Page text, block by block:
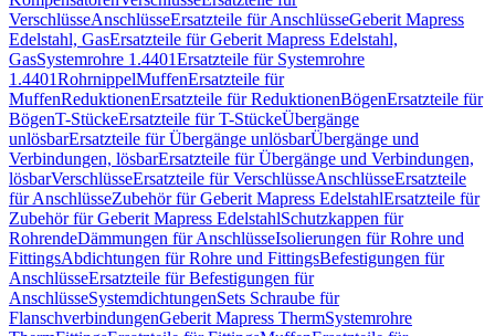
VerschlüsseAnschlüsseErsatzteile für AnschlüsseGeberit Mapress
Edelstahl, GasErsatzteile für Geberit Mapress Edelstahl,
GasSystemrohre 1.4401Ersatzteile für Systemrohre
1.4401RohrnippelMuffenErsatzteile für
MuffenReduktionenErsatzteile für ReduktionenBögenErsatzteile für
BögenT-StückeErsatzteile für T-StückeÜbergänge
unlösbarErsatzteile für Übergänge unlösbarÜbergänge und
Verbindungen, lösbarErsatzteile für Übergänge und Verbindungen,
lösbarVerschlüsseErsatzteile für VerschlüsseAnschlüsseErsatzteile
für AnschlüsseZubehör für Geberit Mapress EdelstahlErsatzteile für
Zubehör für Geberit Mapress EdelstahlSchutzkappen für
RohrendeDämmungen für AnschlüsseIsolierungen für Rohre und
FittingsAbdichtungen für Rohre und FittingsBefestigungen für
AnschlüsseErsatzteile für Befestigungen für
AnschlüsseSystemdichtungenSets Schraube für
FlanschverbindungenGeberit Mapress ThermSystemrohre